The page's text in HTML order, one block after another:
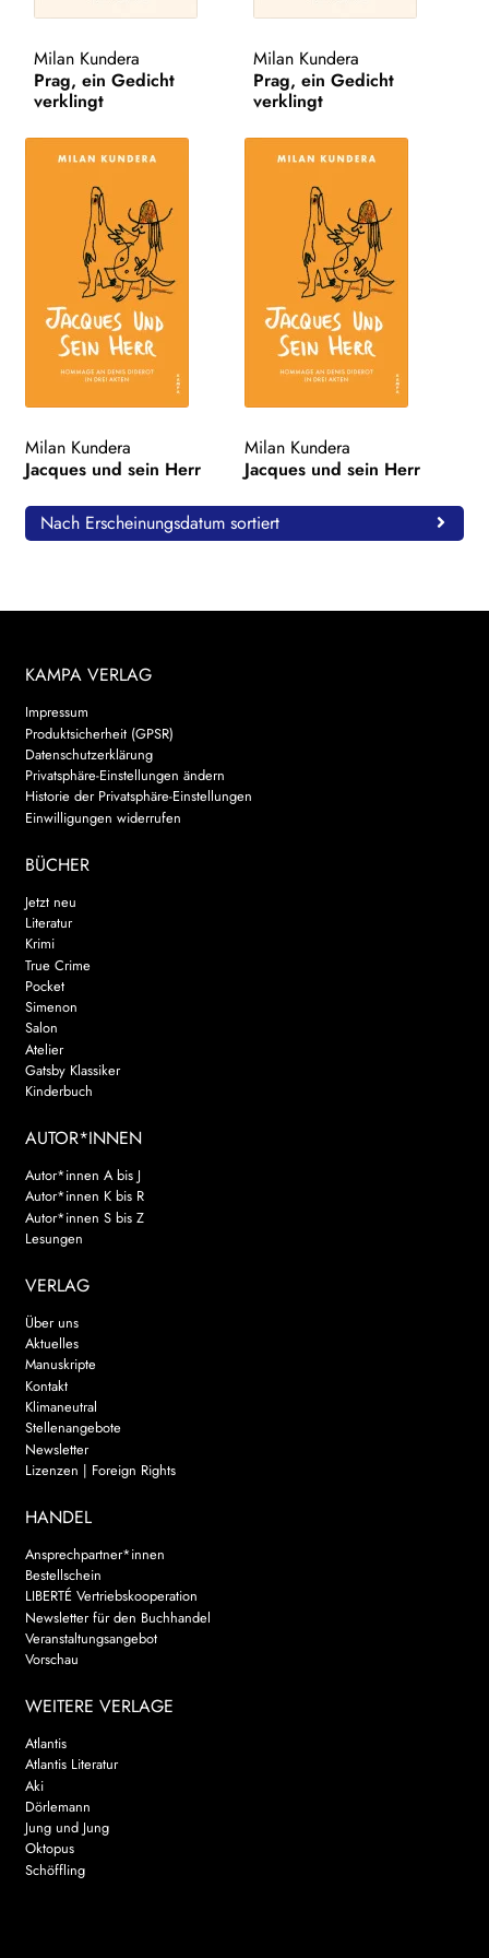
Milan Kundera
Prag, ein Gedicht
verklingt
Milan Kundera
Prag, ein Gedicht
verklingt
Milan Kundera
Jacques und sein Herr
Milan Kundera
Jacques und sein Herr
Nach Erscheinungsdatum sortiert
KAMPA VERLAG
Impressum
Produktsicherheit (GPSR)
Datenschutzerklärung
Privatsphäre-Einstellungen ändern
Historie der Privatsphäre-Einstellungen
Einwilligungen widerrufen
BÜCHER
Jetzt neu
Literatur
Krimi
True Crime
Pocket
Simenon
Salon
Atelier
Gatsby Klassiker
Kinderbuch
AUTOR*INNEN
Autor*innen A bis J
Autor*innen K bis R
Autor*innen S bis Z
Lesungen
VERLAG
Über uns
Aktuelles
Manuskripte
Kontakt
Klimaneutral
Stellenangebote
Newsletter
Lizenzen | Foreign Rights
HANDEL
Ansprechpartner*innen
Bestellschein
LIBERTÉ Vertriebskooperation
Newsletter für den Buchhandel
Veranstaltungsangebot
Vorschau
WEITERE VERLAGE
Atlantis
Atlantis Literatur
Aki
Dörlemann
Jung und Jung
Oktopus
Schöffling